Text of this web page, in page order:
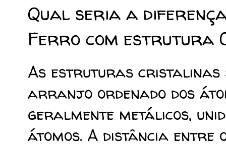
Qual seria a
Ferro com estrutura
As estruturas
arranjo ordenado dos
geralmente metálicos,
átomos. A distância entre